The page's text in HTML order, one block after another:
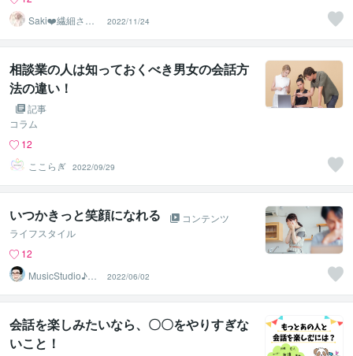
Saki❤️繊細さん
のハッピーサポ
ーター
2022/11/24
相談業の人は知っておくべき男女の会話方
法の違い！
記事
コラム
12
ここらぎ 2022/09/29
いつかきっと笑顔になれる
コンテンツ
ライフスタイル
12
MusicStudio♪ま
2022/06/02
会話を楽しみたいなら、〇〇をやりすぎな
いこと！